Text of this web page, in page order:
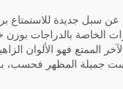
عن سبل جديدة
الخاصة بالدراجات
الممتع فهو الألوان
ليست جميلة المظهر